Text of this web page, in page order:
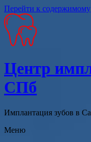
Перейти к содержимому
Центр
СПб
Имплантация зубов в
Меню